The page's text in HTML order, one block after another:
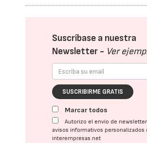
Suscríbase a nuestra
Newsletter - Ver
SUSCRIBIRME GRATIS
Marcar todos
Autorizo el envío de
avisos informativos personalizados
interempresas.net